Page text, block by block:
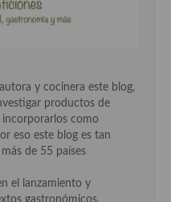
y cocinera este blog,
productos de
como
eso este blog es tan
de 55 países
el lanzamiento y
gastronómicos,